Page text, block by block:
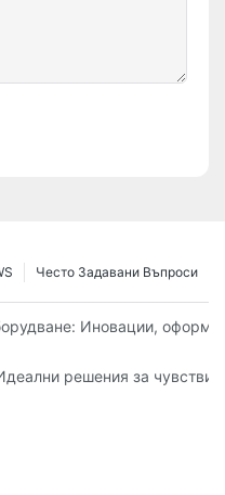
Често Задавани Въпроси
Иновации,
решения за